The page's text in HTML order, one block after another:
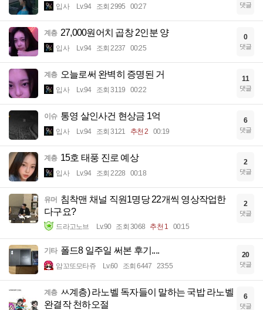
입사 Lv.94 조회 2995 00:27 댓글
계층 27,000원어치 곱창 2인분 양
입사 Lv.94 조회 2237 00:25
0
댓글
계층 오늘로써 완벽히 증명된 거
입사 Lv.94 조회 3119 00:22
11
댓글
이슈 통영 살인사건 현상금 1억
입사 Lv.94 조회 3121 추천 2 00:19
6
댓글
계층 15호 태풍 진로 예상
입사 Lv.94 조회 2228 00:18
2
댓글
유머 침착맨 채널 직원1명당 22개씩 영상작업한
다구요?
드라고노브 Lv.90 조회 3068 추천 1 00:15
2
댓글
기타 폴드8 일주일 써본 후기....
암꼬또모타쥬 Lv.60 조회 6447 23:55
20
댓글
계층 ㅆ계층) 라노벨 독자들이 말하는 국밥 라노벨
완결작 천하오절
6
댓글